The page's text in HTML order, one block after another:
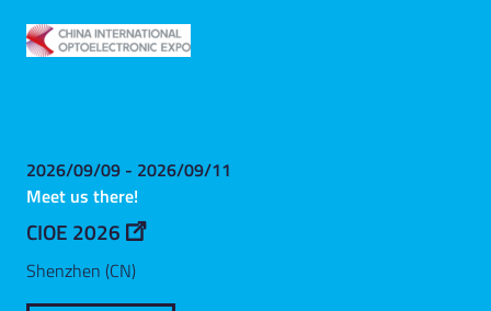
2026/09/09 - 2026/09/11
Meet us there!
CIOE 2026
Shenzhen (CN)